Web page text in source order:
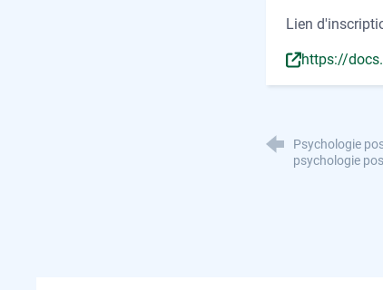
Lien
https://
Psychologie
psychologie